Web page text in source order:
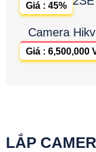
Giá : 45%
Camera
Giá : 6,500,000
LẮP